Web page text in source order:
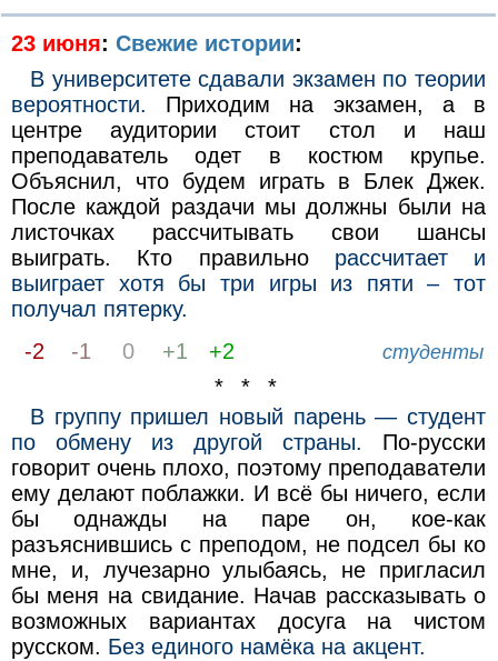
23 июня: Свежие истории:
В университете сдавали экзамен по теории
вероятности. Приходим на экзамен, а в
центре аудитории стоит стол и наш
преподаватель одет в костюм крупье.
Объяснил, что будем играть в Блек Джек.
После каждой раздачи мы должны были на
листочках рассчитывать свои шансы
выиграть. Кто правильно рассчитает и
выиграет хотя бы три игры из пяти – тот
получал пятерку.
-2
-1 0 +1 +2 студенты
* * *
В группу пришел новый парень — студент
по обмену из другой страны. По-русски
говорит очень плохо, поэтому преподаватели
ему делают поблажки. И всё бы ничего, если
бы однажды на паре он, кое-как
разъяснившись с преподом, не подсел бы ко
мне, и, лучезарно улыбаясь, не пригласил
бы меня на свидание. Начав рассказывать о
возможных вариантах досуга на чистом
русском. Без единого намёка на акцент.